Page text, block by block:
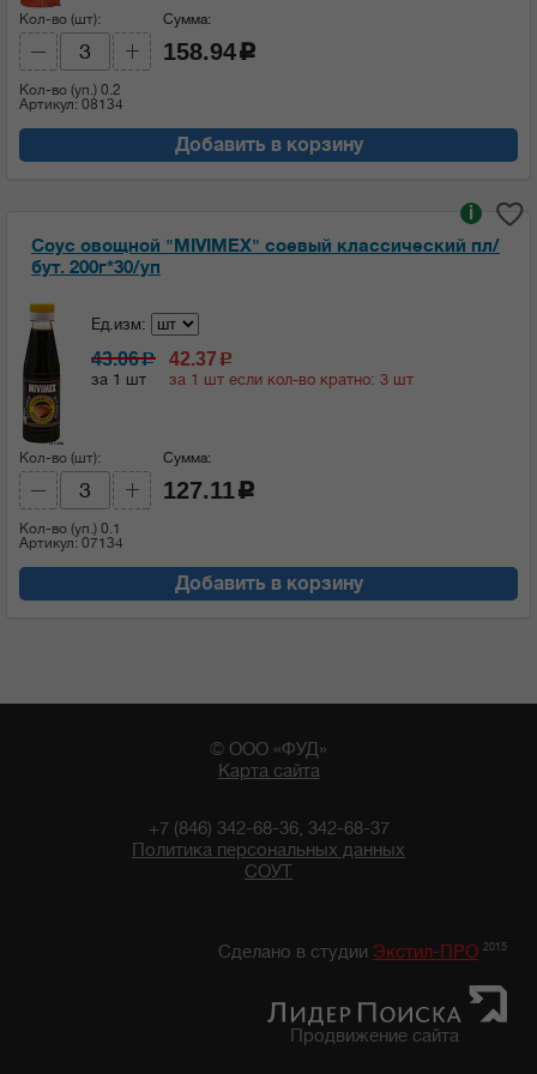
Кол-во (шт):
Кол-во (уп.) 0.2
Артикул: 08134
Сумма:
158.94 c
Добавить в корзину
Соус овощной "MIVIMEX" соевый классический пл/
бут. 200г*30/уп
i
Ед.изм:
43.06c
за 1 шт
42.37 c
за 1 шт если кол-во кратно: 3 шт
Кол-во (шт):
Кол-во (уп.) 0.1
Артикул: 07134
Сумма:
127.11 c
Добавить в корзину
© ООО «ФУД»
Карта сайта
+7 (846) 342-68-36, 342-68-37
Политика персональных данных
СОУТ
Сделано в студии Экстил-ПРО 2015
Продвижение сайта